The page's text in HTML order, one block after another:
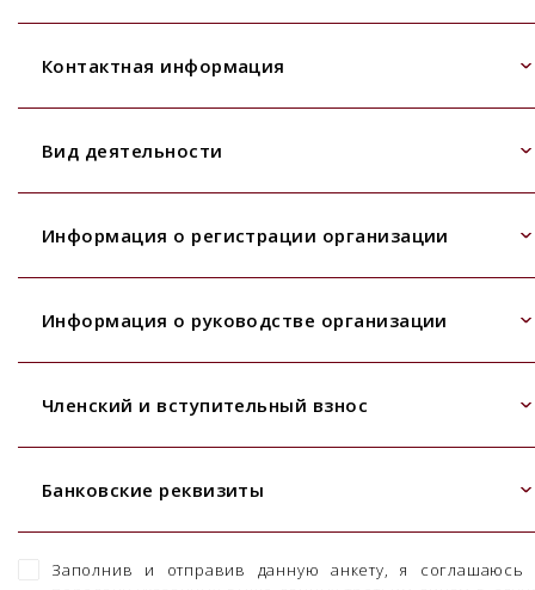
Контактная информация
Вид деятельности
Информация о регистрации организации
Информация о руководстве организации
Членский и вступительный взнос
Банковские реквизиты
Заполнив и отправив данную анкету, я соглашаюсь